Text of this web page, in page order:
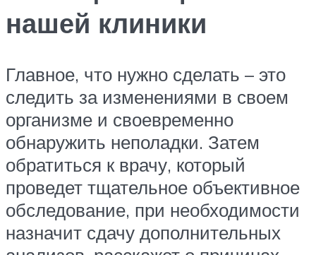
нашей клиники
Главное, что нужно сделать – это
следить за изменениями в своем
организме и своевременно
обнаружить неполадки. Затем
обратиться к врачу, который
проведет тщательное объективное
обследование, при необходимости
назначит сдачу дополнительных